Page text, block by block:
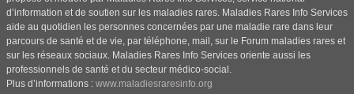
d’information et de soutien sur les maladies rares. Maladies Rares Info Services
aide au quotidien les personnes concernées par une maladie rare dans leur
parcours de santé et de vie, par téléphone, mail, sur le Forum maladies rares et
sur les réseaux sociaux. Maladies Rares Info Services oriente aussi les
professionnels de santé et du secteur médico-social.
Plus d’informations : www.maladiesraresinfo.org